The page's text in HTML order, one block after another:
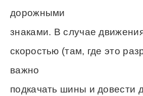
дорожными
знаками. В случае
скоростью (там, где это
важно
подкачать шины и довести